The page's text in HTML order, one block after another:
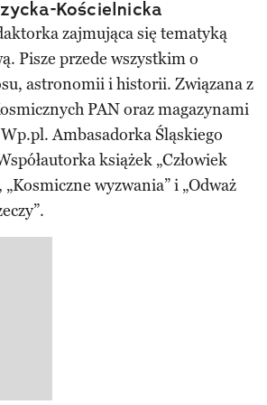
Kościelnicka
zajmująca się tematyką
Pisze przede wszystkim o
astronomii i historii. Związana z
PAN oraz magazynami
Ambasadorka Śląskiego
książek „Człowiek
wyzwania” i „Odważ